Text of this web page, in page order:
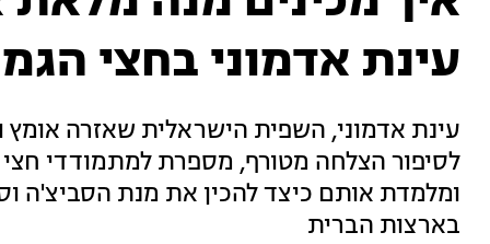
עינת אדמוני בחצי
עינת אדמוני, השפית הישראלית שאזרה
לסיפור הצלחה מטורף, מספרת למתמודדי
ומלמדת אותם כיצד להכין את מנת הסביצ'ה
בארצות הברית